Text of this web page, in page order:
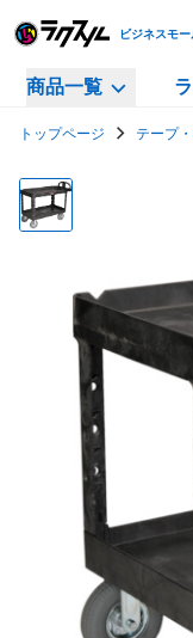
ビジネスモー
商品一覧
トップページ テープ